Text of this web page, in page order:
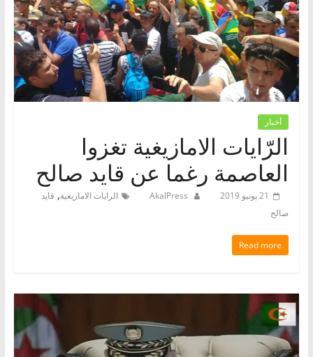
أخبار
الرّايات الامازيغية تغزوا
العاصمة رغما عن قايد صالح
21 يونيو 2019 AkalPress الرايات الامازيغية, قايد
صالح
Read more